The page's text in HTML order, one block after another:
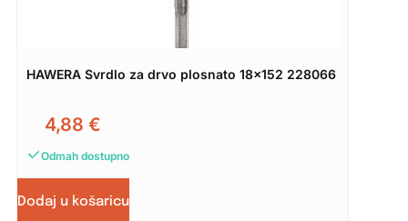
HAWERA Svrdlo za drvo plosnato 18×152 228066
4,88 €
Odmah dostupno
Dodaj u košaricu